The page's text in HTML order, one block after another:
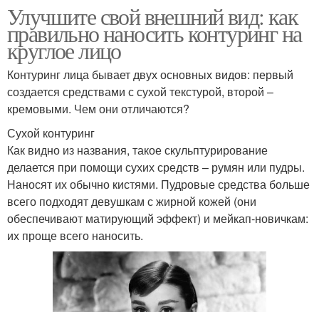
Улучшите свой внешний вид: как
правильно наносить контуринг на
круглое лицо
Контуринг лица бывает двух основных видов: первый
создается средствами с сухой текстурой, второй –
кремовыми. Чем они отличаются?
Сухой контуринг
Как видно из названия, такое скульптурирование
делается при помощи сухих средств – румян или пудры.
Наносят их обычно кистями. Пудровые средства больше
всего подходят девушкам с жирной кожей (они
обеспечивают матирующий эффект) и мейкап-новичкам:
их проще всего наносить.